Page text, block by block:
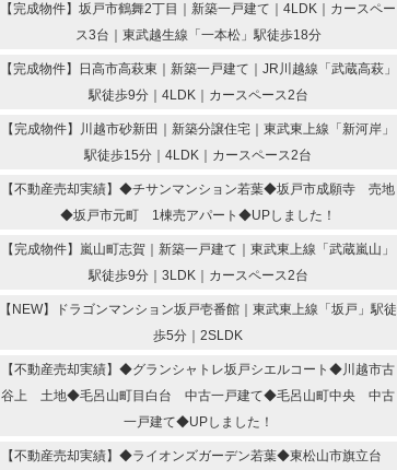
【完成物件】坂戸市鶴舞2丁目｜新築一戸建て｜4LDK｜カースペー
ス3台｜東武越生線「一本松」駅徒歩18分
【完成物件】日高市高萩東｜新築一戸建て｜JR川越線「武蔵高萩」
駅徒歩9分｜4LDK｜カースペース2台
【完成物件】川越市砂新田｜新築分譲住宅｜東武東上線「新河岸」
駅徒歩15分｜4LDK｜カースペース2台
【不動産売却実績】◆チサンマンション若葉◆坂戸市成願寺 売地
◆坂戸市元町 1棟売アパート◆UPしました！
【完成物件】嵐山町志賀｜新築一戸建て｜東武東上線「武蔵嵐山」
駅徒歩9分｜3LDK｜カースペース2台
【NEW】ドラゴンマンション坂戸壱番館｜東武東上線「坂戸」駅徒
歩5分｜2SLDK
【不動産売却実績】◆グランシャトレ坂戸シエルコート◆川越市古
谷上 土地◆毛呂山町目白台 中古一戸建て◆毛呂山町中央 中古
一戸建て◆UPしました！
【不動産売却実績】◆ライオンズガーデン若葉◆東松山市旗立台